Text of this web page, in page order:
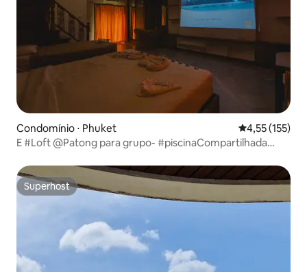
Condomínio ⋅ Phuket 4,55 de uma
4,55 (155)
E #Loft @Patong para grupo- #piscinaCompartilhada
Superhost
Superhost